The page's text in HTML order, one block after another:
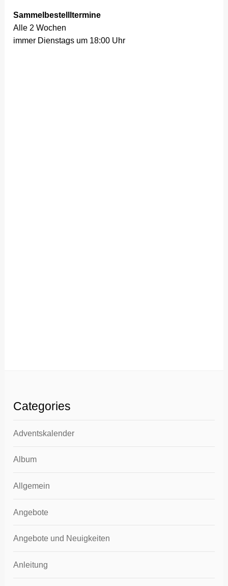
Sammelbestellltermine
Alle 2 Wochen
immer Dienstags um 18:00 Uhr
Categories
Adventskalender
Album
Allgemein
Angebote
Angebote und Neuigkeiten
Anleitung